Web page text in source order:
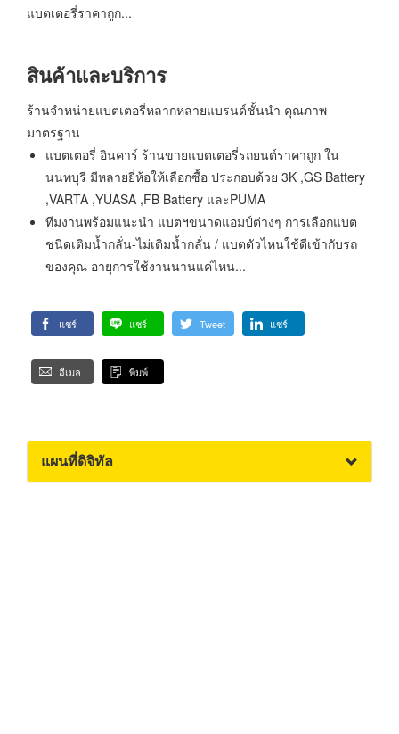
แบตเตอรี่ราคาถูก...
สินค้าและบริการ
ร้านจำหน่ายแบตเตอรี่หลากหลายแบรนด์ชั้นนำ คุณภาพ
มาตรฐาน
แบตเตอรี่ อินคาร์ ร้านขายแบตเตอรี่รถยนต์ราคาถูก ใน
นนทบุรี มีหลายยี่ห้อให้เลือกซื้อ ประกอบด้วย 3K ,GS Battery
,VARTA ,YUASA ,FB Battery และPUMA
ทีมงานพร้อมแนะนำ แบตฯขนาดแอมป์ต่างๆ การเลือกแบต
ชนิดเติมน้ำกลั่น-ไม่เติมน้ำกลั่น / แบตตัวไหนใช้ดีเข้ากับรถ
ของคุณ อายุการใช้งานนานแค่ไหน...
แชร์ แชร์ Tweet แชร์
อีเมล พิมพ์
แผนที่ดิจิทัล